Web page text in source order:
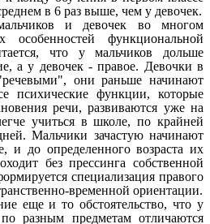
в 6 раз выше, чем у девочек.
и девочек во многом
функциональной
что у мальчиков дольше
а у девочек - правое. Девочки в
они раньше начинают
психические функции, которые
речи, развиваются уже на
учиться в школе, по крайней
Мальчики зачастую начинают
и до определенного возраста их
без прессинга собственной
специализация правого
временной ориентации.
еще и то обстоятельство, что у
разным предметам отличаются